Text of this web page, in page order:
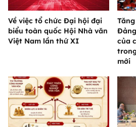
Về việc tổ chức Đại hội đại
biểu toàn quốc Hội Nhà văn
Việt Nam lần thứ XI
của
mới